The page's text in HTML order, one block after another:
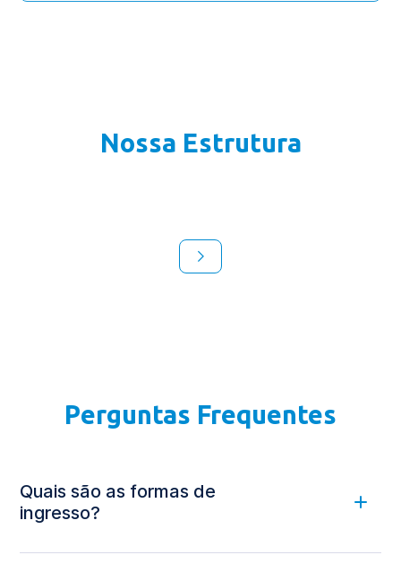
Nossa Estrutura
Perguntas Frequentes
Quais são as formas de
ingresso?